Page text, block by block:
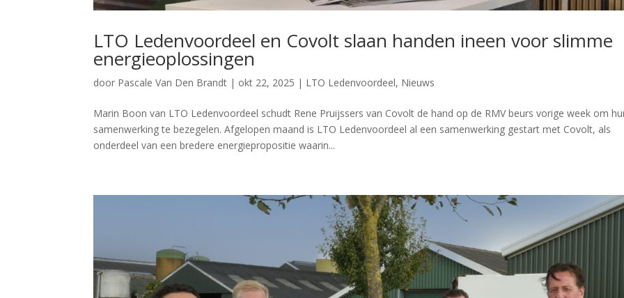
LTO Ledenvoordeel en Covolt slaan handen ineen voor slimme
energieoplossingen
door Pascale Van Den Brandt | okt 22, 2025 | LTO Ledenvoordeel, Nieuws
Marin Boon van LTO Ledenvoordeel schudt Rene Pruijssers van Covolt de hand op de RMV beurs vorige week om
samenwerking te bezegelen. Afgelopen maand is LTO Ledenvoordeel al een samenwerking gestart met Covolt, als
onderdeel van een bredere energiepropositie waarin...